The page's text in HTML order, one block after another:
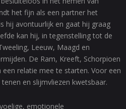
het fijn als een partner het
hij avontuurlijk en gaat hij graag
kan hij, in tegenstelling tot de
Leeuw, Maagd en
De Ram, Kreeft, Schorpioen
relatie mee te starten. Voor een
en slijmvliezen kwetsbaar.
emotionele